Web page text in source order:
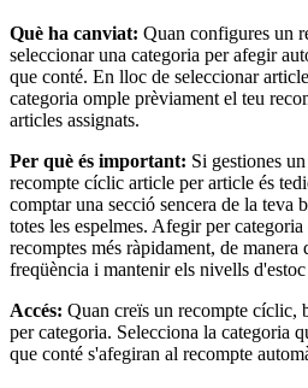
Vista general
Tipos
Llar i reparació
Festivals i esdeveniments
Centres de salut i
Professionals de la salut i
Solucions de pagament
Què ha canviat: Quan configures un
seleccionar una categoria per afegir
que conté. En lloc de seleccionar
categoria omple prèviament el teu
articles assignats.
Per què és important: Si gestiones
recompte cíclic article per article és
comptar una secció sencera de la teva
totes les espelmes. Afegir per
recomptes més ràpidament, de
freqüència i mantenir els nivells
Accés: Quan creïs un recompte cíclic,
per categoria. Selecciona la categoria
que conté s'afegiran al recompte